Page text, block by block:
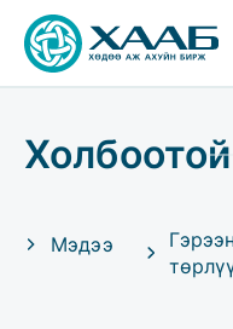
Мэдээ